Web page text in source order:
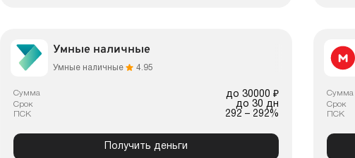
Умные наличные
Умные наличные 4.95
Сумма до 30000 ₽
Срок до 30 дн
ПСК 292 – 292%
Получить деньги
Сумма
Срок
ПСК